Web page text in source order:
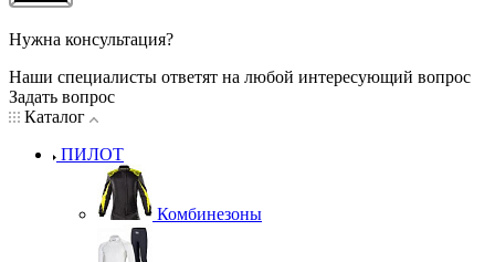
Нужна консультация?
Наши специалисты ответят на любой интересующий вопрос
Задать вопрос
Каталог
ПИЛОТ
Комбинезоны